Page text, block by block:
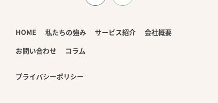
HOME 私たちの強み サービス紹介
会社概要
お問い合わせ
コラム
プライバシーポリシー